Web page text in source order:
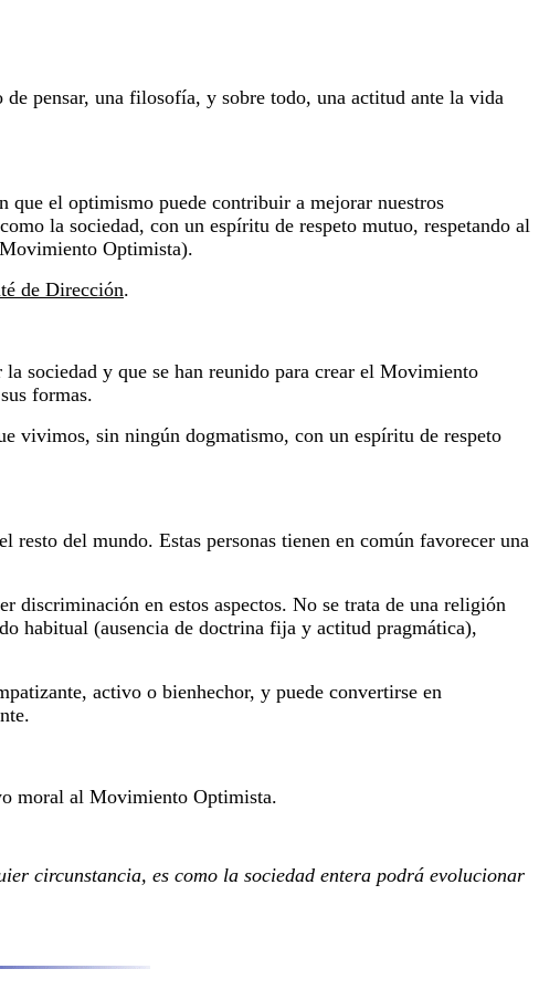
pensar, una filosofía, y sobre todo, una actitud ante la vida
el optimismo puede contribuir a mejorar nuestros
la sociedad, con un espíritu de respeto mutuo, respetando al
Optimista).
de Dirección.
sociedad y que se han reunido para crear el Movimiento
formas.
vivimos, sin ningún dogmatismo, con un espíritu de respeto
del mundo. Estas personas tienen en común favorecer una
en estos aspectos. No se trata de una religión
habitual (ausencia de doctrina fija y actitud pragmática),
activo o bienhechor, y puede convertirse en
moral al Movimiento Optimista.
circunstancia, es como la sociedad entera podrá evolucionar